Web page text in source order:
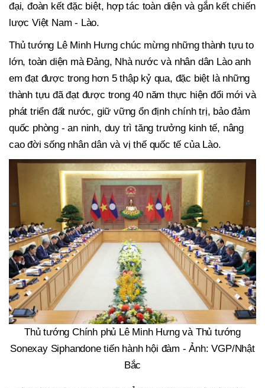
đại, đoàn kết đặc biệt, hợp tác toàn diện và gắn kết chiến
lược Việt Nam - Lào.
Thủ tướng Lê Minh Hưng chúc mừng những thành tựu to
lớn, toàn diện mà Đảng, Nhà nước và nhân dân Lào anh
em đạt được trong hơn 5 thập kỷ qua, đặc biệt là những
thành tựu đã đạt được trong 40 năm thực hiện đổi mới và
phát triển đất nước, giữ vững ổn định chính trị, bảo đảm
quốc phòng - an ninh, duy trì tăng trưởng kinh tế, nâng
cao đời sống nhân dân và vị thế quốc tế của Lào.
Thủ tướng Chính phủ Lê Minh Hưng và Thủ tướng
Sonexay Siphandone tiến hành hội đàm - Ảnh: VGP/Nhật
Bắc